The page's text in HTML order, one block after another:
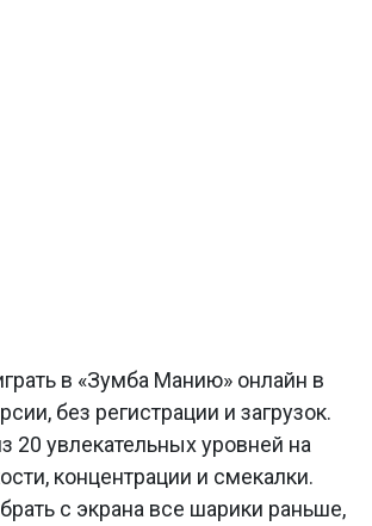
в «Зумба Манию» онлайн в
без регистрации и загрузок.
20 увлекательных уровней на
концентрации и смекалки.
с экрана все шарики раньше,